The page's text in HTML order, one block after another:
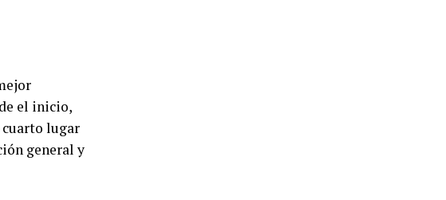
el inicio,
cuarto lugar
general y